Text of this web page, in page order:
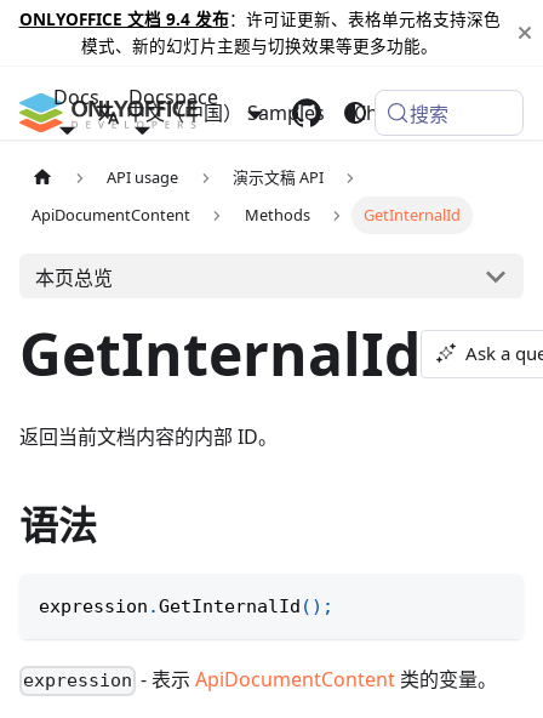
ONLYOFFICE 文档 9.4 发布：许可证更新、表格单元格支持深色
模式、新的幻灯片主题与切换效果等更多功能。
Docs Docspace
Samples Changelog
中文（中国） 搜索
API usage
演示文稿 API
ApiDocumentContent
Methods GetInternalId
本页总览
GetInternalId Ask a
返回当前文档内容的内部 ID。
语法
expression .GetInternalId ( ) ;
expression - 表示ApiDocumentContent 类的变量。